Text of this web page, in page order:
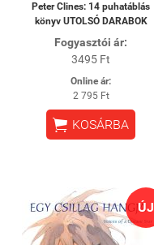
Peter Clines: 14 puhatáblás
könyv UTOLSÓ DARABOK
Fogyasztói ár:
3495 Ft
Online ár:
2 795 Ft
 KOSÁRBA
ÚJ